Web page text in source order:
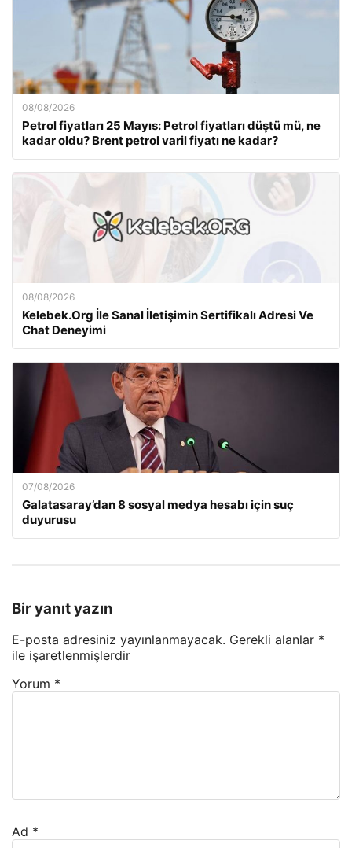
08/08/2026
Petrol fiyatları 25 Mayıs: Petrol fiyatları düştü mü, ne
kadar oldu? Brent petrol varil fiyatı ne kadar?
08/08/2026
Kelebek.Org İle Sanal İletişimin Sertifikalı Adresi Ve
Chat Deneyimi
07/08/2026
Galatasaray’dan 8 sosyal medya hesabı için suç
duyurusu
Bir yanıt yazın
E-posta adresiniz yayınlanmayacak. Gerekli alanlar *
ile işaretlenmişlerdir
Yorum *
Ad *